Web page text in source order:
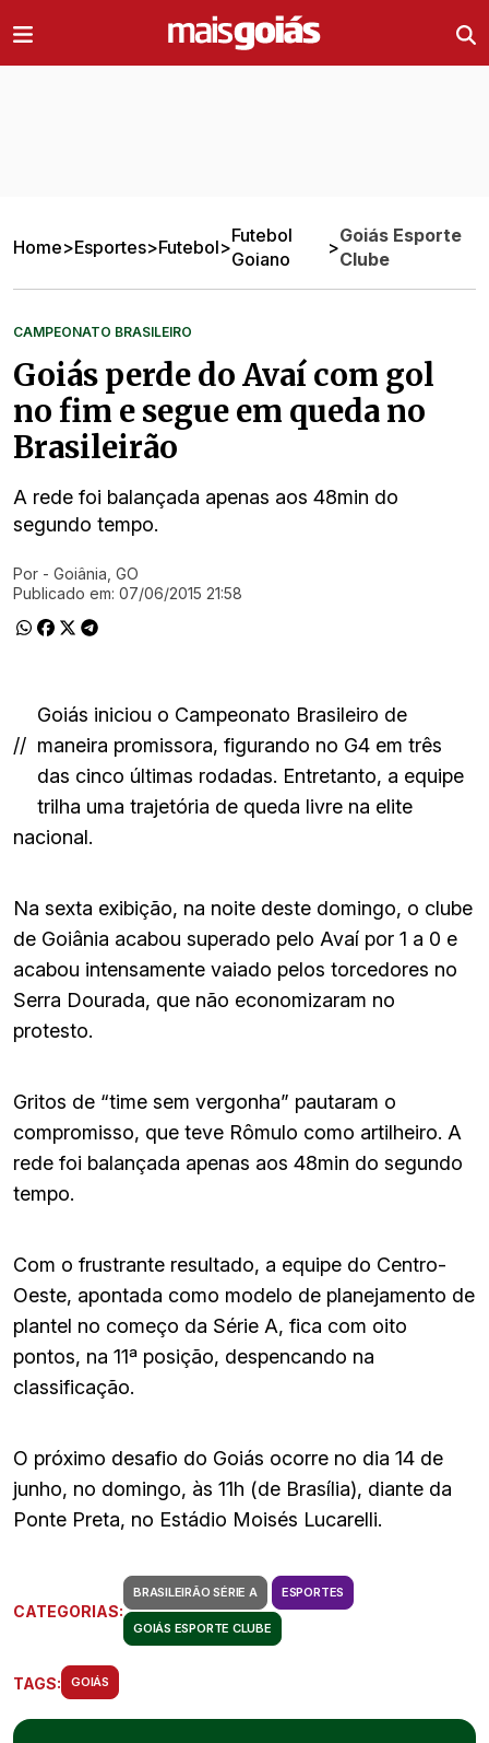
Home>Esportes>Futebol>
Futebol
Goiano
>
Goiás Esporte
Clube
CAMPEONATO BRASILEIRO
Goiás perde do Avaí com gol
no fim e segue em queda no
Brasileirão
A rede foi balançada apenas aos 48min do
segundo tempo.
Ir direto pra matéria
Por - Goiânia, GO
Publicado em: 07/06/2015 21:58
//
Goiás iniciou o Campeonato Brasileiro de
maneira promissora, figurando no G4 em três
das cinco últimas rodadas. Entretanto, a equipe
trilha uma trajetória de queda livre na elite
nacional.
Na sexta exibição, na noite deste domingo, o clube
de Goiânia acabou superado pelo Avaí por 1 a 0 e
acabou intensamente vaiado pelos torcedores no
Serra Dourada, que não economizaram no
protesto.
Gritos de “time sem vergonha” pautaram o
compromisso, que teve Rômulo como artilheiro. A
rede foi balançada apenas aos 48min do segundo
tempo.
Com o frustrante resultado, a equipe do Centro-
Oeste, apontada como modelo de planejamento de
plantel no começo da Série A, fica com oito
pontos, na 11ª posição, despencando na
classificação.
O próximo desafio do Goiás ocorre no dia 14 de
junho, no domingo, às 11h (de Brasília), diante da
Ponte Preta, no Estádio Moisés Lucarelli.
CATEGORIAS:
BRASILEIRÃO SÉRIE A ESPORTES
GOIÁS ESPORTE CLUBE
TAGS: GOIÁS